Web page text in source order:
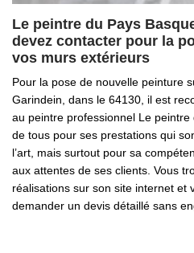
Le peintre du Pays
devez contacter pour la
vos murs extérieurs
Pour la pose de nouvelle peinture
Garindein, dans le 64130, il est
au peintre professionnel Le
de tous pour ses prestations qui
l’art, mais surtout pour sa
aux attentes de ses clients. Vous
réalisations sur son site internet et
demander un devis détaillé sans